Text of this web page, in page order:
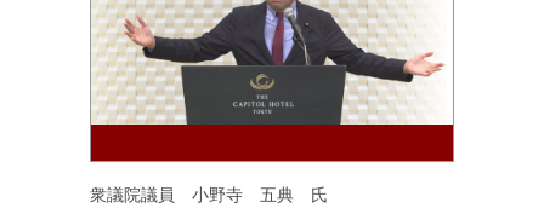
衆議院議員 小野寺 五典 氏